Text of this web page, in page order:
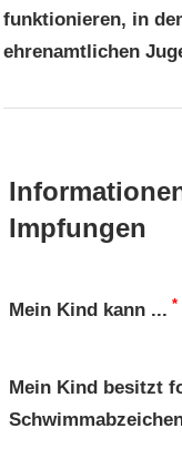
funktionieren, in
ehrenamtlichen
Impfungen
Mein Kind kann ... *
Mein Kind besitzt